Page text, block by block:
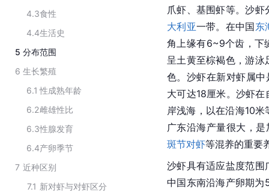
4.3食性
4.4生活史
5 分布范围
6 生长繁殖
6.1 性成熟年龄
6.2雌雄性比
6.3性腺发育
6.4产卵季节
7 近种区别
7.1 新对虾与对虾区分
爪虾、基围虾等。沙虾
大利亚一带。在中国东
角上缘有6~9个齿，下
呈土黄至棕褐色，游泳
色。沙虾在新对虾属
大可达18厘米。沙虾
岸浅海，以在沿海10
广东沿海产量很大，
斑节对虾等混养的重要
沙虾具有适应盐度范围
中国东南沿海产卵期